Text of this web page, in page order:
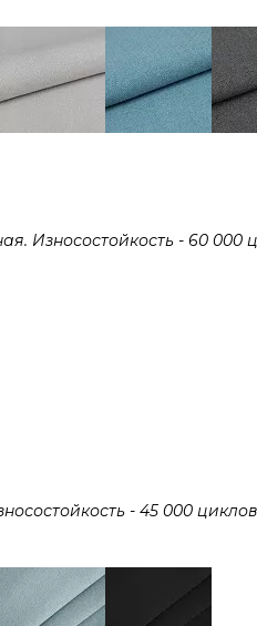
Износостойкость - 60 000
- 45 000